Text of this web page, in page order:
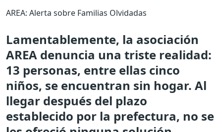
AREA: Alerta sobre Familias Olvidadas
Lamentablemente, la asociación
AREA denuncia una triste realidad:
13 personas, entre ellas cinco
niños, se encuentran sin hogar. Al
llegar después del plazo
establecido por la prefectura, no se